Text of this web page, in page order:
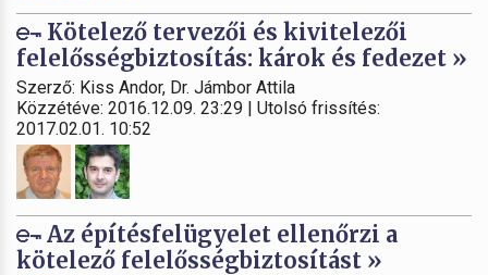
Kötelező tervezői és kivitelezői
felelősségbiztosítás: károk és fedezet »
Szerző: Kiss Andor, Dr. Jámbor Attila
Közzétéve: 2016.12.09. 23:29 | Utolsó frissítés:
2017.02.01. 10:52
Az építésfelügyelet ellenőrzi a
kötelező felelősségbiztosítást »